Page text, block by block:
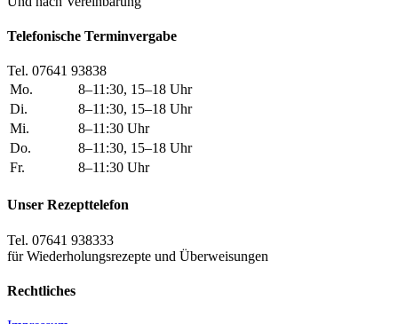
Telefonische Terminvergabe
Tel. 07641 93838
Mo.
8–11:30, 15–18 Uhr
Di.
8–11:30, 15–18 Uhr
Mi.
8–11:30 Uhr
Do.
8–11:30, 15–18 Uhr
Fr.
8–11:30 Uhr
Unser Rezepttelefon
Tel. 07641 938333
für Wiederholungsrezepte und Überweisungen
Rechtliches